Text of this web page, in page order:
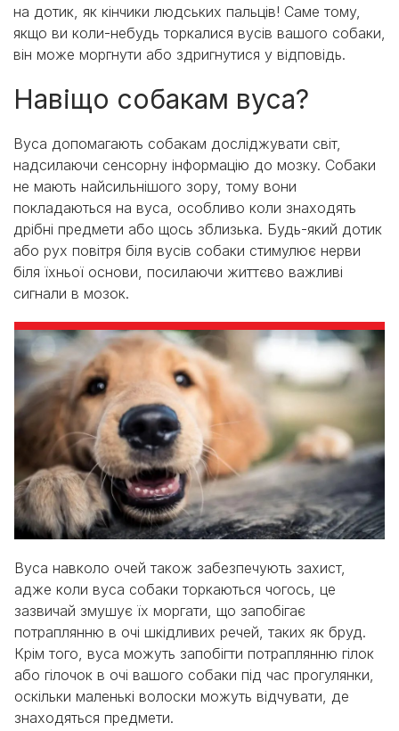
на дотик, як кінчики людських пальців! Саме тому,
якщо ви коли-небудь торкалися вусів вашого собаки,
він може моргнути або здригнутися у відповідь.
Навіщо собакам вуса?
Вуса допомагають собакам досліджувати світ,
надсилаючи сенсорну інформацію до мозку. Собаки
не мають найсильнішого зору, тому вони
покладаються на вуса, особливо коли знаходять
дрібні предмети або щось зблизька. Будь-який дотик
або рух повітря біля вусів собаки стимулює нерви
біля їхньої основи, посилаючи життєво важливі
сигнали в мозок.
Вуса навколо очей також забезпечують захист,
адже коли вуса собаки торкаються чогось, це
зазвичай змушує їх моргати, що запобігає
потраплянню в очі шкідливих речей, таких як бруд.
Крім того, вуса можуть запобігти потраплянню гілок
або гілочок в очі вашого собаки під час прогулянки,
оскільки маленькі волоски можуть відчувати, де
знаходяться предмети.